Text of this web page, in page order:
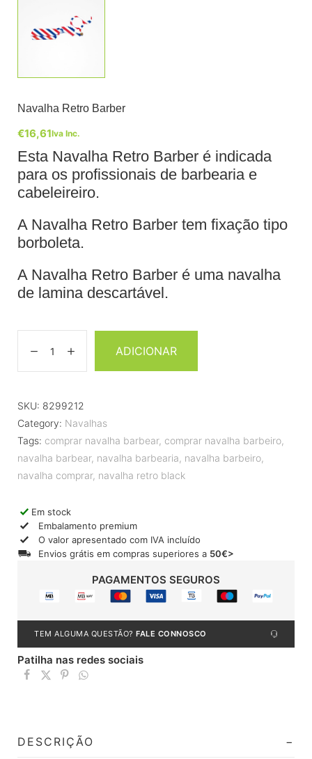
Navalha Retro Barber
€16,61Iva Inc.
Esta Navalha Retro Barber é indicada
para os profissionais de barbearia e
cabeleireiro.
A Navalha Retro Barber tem fixação tipo
borboleta.
A Navalha Retro Barber é uma navalha
de lamina descartável.
ADICIONAR
SKU: 8299212
Category: Navalhas
Tags: comprar navalha barbear, comprar navalha barbeiro,
navalha barbear, navalha barbearia, navalha barbeiro,
navalha comprar, navalha retro black
Em stock
Embalamento premium
O valor apresentado com IVA incluído
Envios grátis em compras superiores a 50€>
PAGAMENTOS SEGUROS
TEM ALGUMA QUESTÃO? FALE CONNOSCO
Patilha nas redes sociais
DESCRIÇÃO